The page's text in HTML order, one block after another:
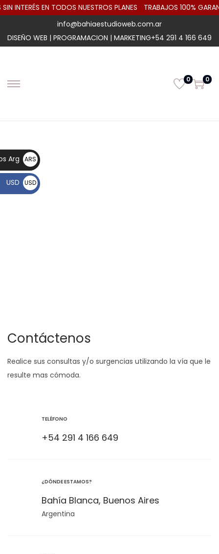
INTERÉS EN TODOS NUESTROS PLANES
TRABAJOS 100%
info@bahiaestudioweb.com.ar
DISEÑO WEB | PROGRAMACION | MARKETING+54 291 4 166 649
0 0
Contáctenos
Realice sus consultas y/o surgencias utilizando la vía que le
resulte mas cómoda.
TELÉFONO
+54 291 4 166 649
¿DÓNDE ESTAMOS?
Bahía Blanca, Buenos Aires
Argentina
Arg
ARS
$
USD
USD
$